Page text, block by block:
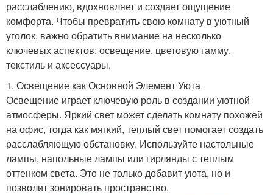
расслаблению, вдохновляет и создает ощущение
комфорта. Чтобы превратить свою комнату в уютный
уголок, важно обратить внимание на несколько
ключевых аспектов: освещение, цветовую гамму,
текстиль и аксессуары.
1. Освещение как Основной Элемент Уюта
Освещение играет ключевую роль в создании уютной
атмосферы. Яркий свет может сделать комнату похожей
на офис, тогда как мягкий, теплый свет помогает создать
расслабляющую обстановку. Используйте настольные
лампы, напольные лампы или гирлянды с теплым
оттенком света. Это не только добавит уюта, но и
позволит зонировать пространство.